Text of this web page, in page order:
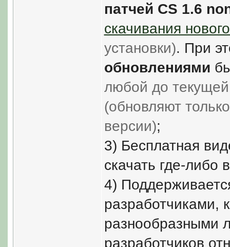
патчей CS 1.6
скачивания
установки). При
обновлениями
любой до
(обновляют
версии);
3) Бесплатная
скачать где-либо
4)
разработчиками,
разнообразными
разработчиков